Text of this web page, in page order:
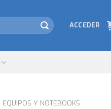
ACCEDER
EQUIPOS Y NOTEBOOKS